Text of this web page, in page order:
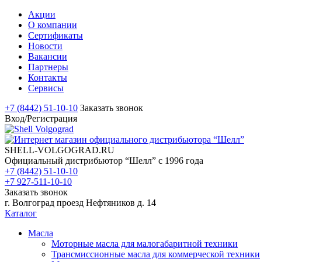
Акции
О компании
Сертификаты
Новости
Вакансии
Партнеры
Контакты
Сервисы
+7 (8442) 51-10-10 Заказать звонок
Вход/Регистрация
SHELL-VOLGOGRAD.RU
Официальный дистрибьютор “Шелл” с 1996 года
+7 (8442) 51-10-10
+7 927-511-10-10
Заказать звонок
г. Волгоград проезд Нефтяников д. 14
Каталог
Масла
Моторные масла для малогабаритной техники
Трансмиссионные масла для коммерческой техники